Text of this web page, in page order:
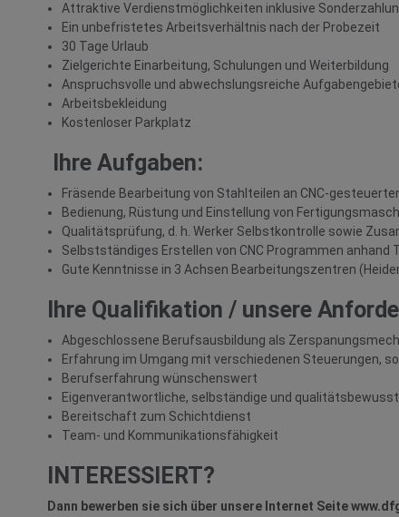
Attraktive Verdienstmöglichkeiten inklusive
Ein unbefristetes Arbeitsverhältnis nach der Probezeit
30 Tage Urlaub
Zielgerichte Einarbeitung, Schulungen und Weiterbildung
Anspruchsvolle und abwechslungsreiche
Arbeitsbekleidung
Kostenloser Parkplatz
Ihre Aufgaben:
Fräsende Bearbeitung von Stahlteilen an CNC-
Bedienung, Rüstung und Einstellung von
Qualitätsprüfung, d. h. Werker Selbstkontrolle sowie
Selbstständiges Erstellen von CNC Programmen anhand
Gute Kenntnisse in 3 Achsen Bearbeitungszentren
Ihre Qualifikation / unsere
Abgeschlossene Berufsausbildung als
Erfahrung im Umgang mit verschiedenen Steuerungen,
Berufserfahrung wünschenswert
Eigenverantwortliche, selbständige und
Bereitschaft zum Schichtdienst
Team- und Kommunikationsfähigkeit
INTERESSIERT?
Dann bewerben sie sich über unsere Internet Seite